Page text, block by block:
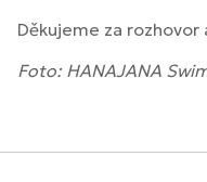
Děkujeme za
Foto: HANAJANA